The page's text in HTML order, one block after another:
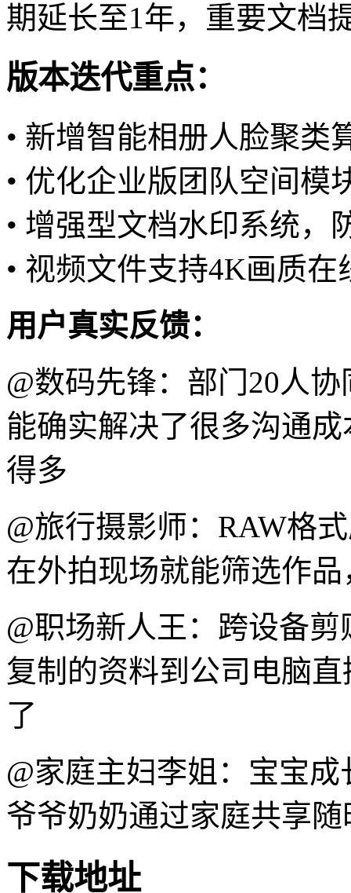
期延长至1年，重要文档
版本迭代重点：
• 新增智能相册人脸聚类
• 优化企业版团队空间模
• 增强型文档水印系统，
• 视频文件支持4K画质在
用户真实反馈：
@数码先锋：部门20人
能确实解决了很多沟通
得多
@旅行摄影师：RAW格
在外拍现场就能筛选作
@职场新人王：跨设备
复制的资料到公司电脑
了
@家庭主妇李姐：宝宝
爷爷奶奶通过家庭共享
下载地址